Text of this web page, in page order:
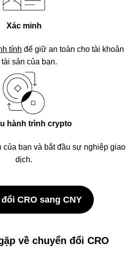
Xác minh
tính để giữ an toàn cho tài khoản
tài sản của bạn.
hành trình crypto
của bạn và bắt đầu sự nghiệp giao
dịch.
CRO sang CNY
về chuyển đổi CRO